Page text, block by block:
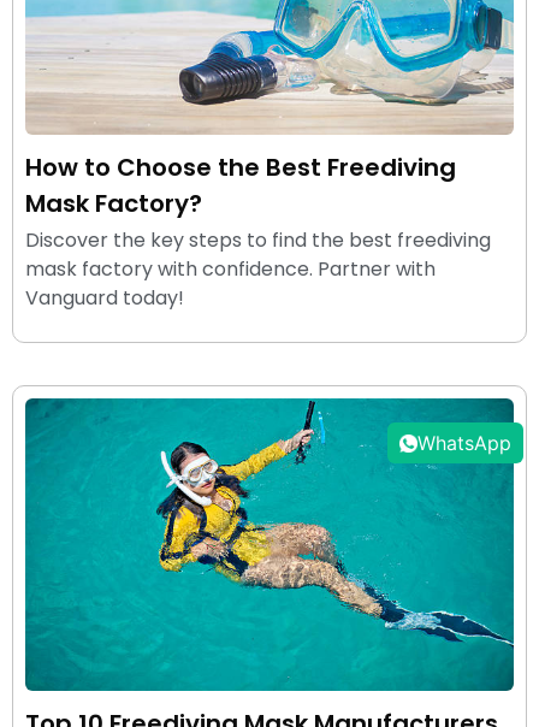
How to Choose the Best Freediving
Mask Factory?
Discover the key steps to find the best freediving
mask factory with confidence. Partner with
Vanguard today!
WhatsApp